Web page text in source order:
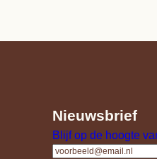
Nieuwsbrief
Blijf op de hoogte